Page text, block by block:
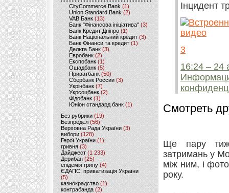
CityCommerce Bank (1)
Union Standard Bank (2)
VAB Банк (13)
Банк "Фінансова ініціатива" (3)
Банк Кредит Дніпро (1)
Банк Національний кредит (3)
Банк Фінанси та кредит (1)
Дельта Банк (3)
Евробанк(2)
Експобанк (1)
Ощадбанк(5)
Приватбанк (50)
Сбербанк России (3)
Укрінбанк(7)
Укрсоцбанк (2)
Фідобанк (1)
Юніон стандард банк(1)
Без рубрики (19)
Безпредєл(56)
Верховна Рада України (3)
вибори(128)
Герої України(1)
гривня (3)
Дайджест (1 233)
Дерибан (25)
епідемія грипу (4)
ЄДАПС: приватизація України
(5)
казнокрадство (1)
контрабанда (2)
Інцидент
3
16:24 – 24
Смотреть
Ще пару
затримань у
між ним, і
року.